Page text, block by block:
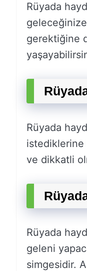
Rüyada
gerektiğine
Rüyada
istediklerine
ve dikkatli
Rüyada
geleni
simgesidir.